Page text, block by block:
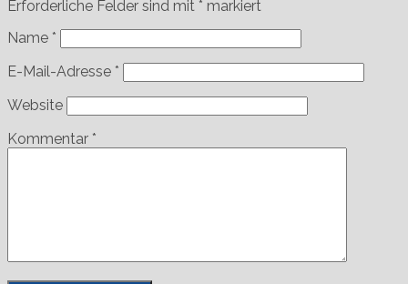
Erforderliche Felder sind mit * markiert
Name *
E-Mail-Adresse *
Website
Kommentar *